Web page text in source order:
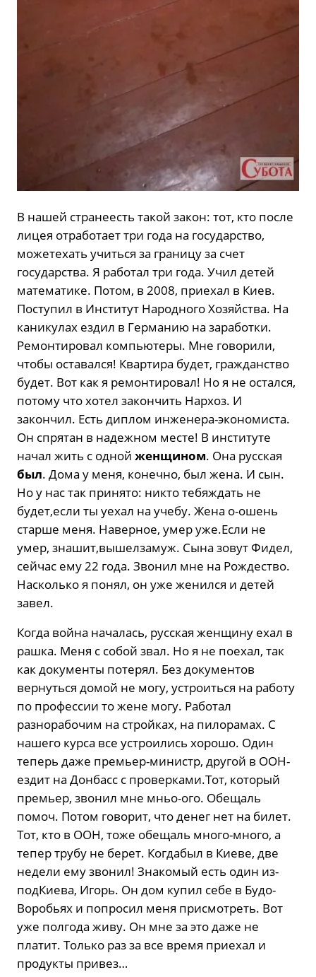
В нашей странеесть такой закон: тот, кто после
лицея отработает три года на государство,
можетехать учиться за границу за счет
государства. Я работал три года. Учил детей
математике. Потом, в 2008, приехал в Киев.
Поступил в Институт Народного Хозяйства. На
каникулах ездил в Германию на заработки.
Ремонтировал компьютеры. Мне говорили,
чтобы оставался! Квартира будет, гражданство
будет. Вот как я ремонтировал! Но я не остался,
потому что хотел закончить Нархоз. И
закончил. Есть диплом инженера-экономиста.
Он спрятан в надежном месте! В институте
начал жить с одной женщином. Она русская
был. Дома у меня, конечно, был жена. И сын.
Но у нас так принято: никто тебяждать не
будет,если ты уехал на учебу. Жена о-ошень
старше меня. Наверное, умер уже.Если не
умер, знашит,вышелзамуж. Сына зовут Фидел,
сейчас ему 22 года. Звонил мне на Рождество.
Насколько я понял, он уже женился и детей
завел.
Когда война началась, русская женщину ехал в
рашка. Меня с собой звал. Но я не поехал, так
как документы потерял. Без документов
вернуться домой не могу, устроиться на работу
по профессии то жене могу. Работал
разнорабочим на стройках, на пилорамах. С
нашего курса все устроились хорошо. Один
теперь даже премьер-министр, другой в ООН-
ездит на Донбасс с проверками.Тот, который
премьер, звонил мне мньо-ого. Обещаль
помоч. Потом говорит, что денег нет на билет.
Тот, кто в ООН, тоже обещаль много-много, а
тепер трубу не берет. Когдабыл в Киеве, две
недели ему звонил! Знакомый есть один из-
подКиева, Игорь. Он дом купил себе в Будо-
Воробьях и попросил меня присмотреть. Вот
уже полгода живу. Он мне за это даже не
платит. Только раз за все время приехал и
продукты привез…